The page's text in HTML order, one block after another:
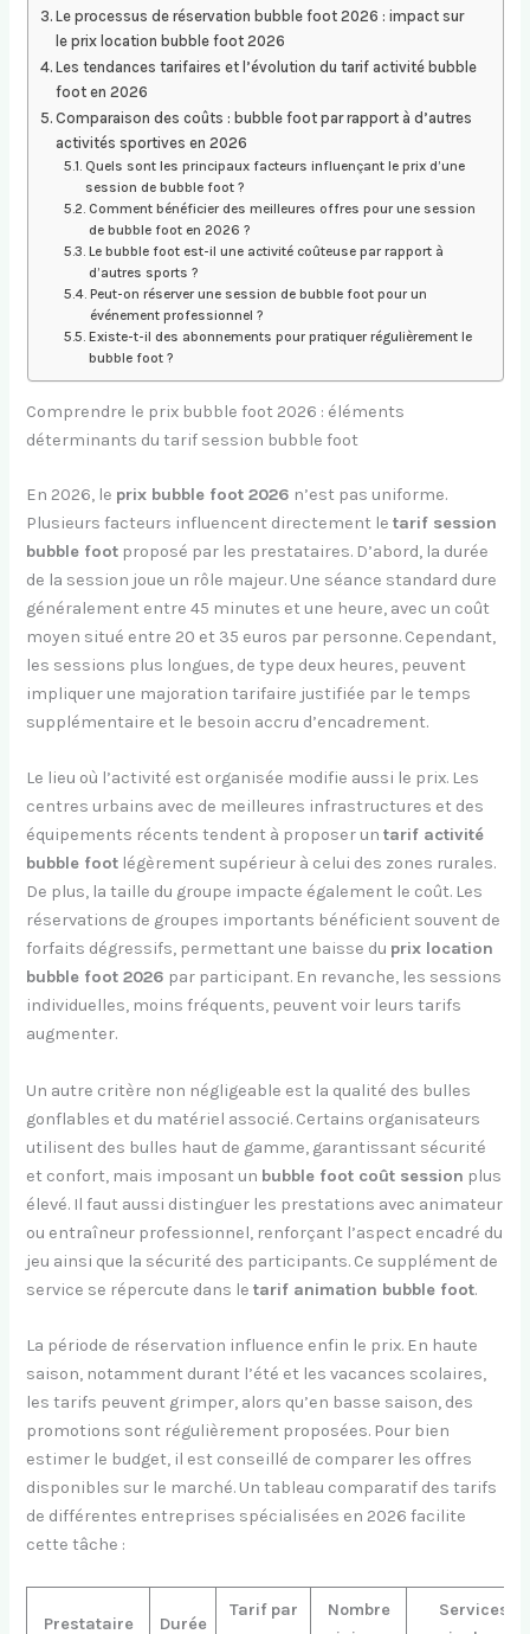
Le processus de réservation bubble foot 2026 : impact sur
le prix location bubble foot 2026
Les tendances tarifaires et l’évolution du tarif activité bubble
foot en 2026
Comparaison des coûts : bubble foot par rapport à d’autres
activités sportives en 2026
Quels sont les principaux facteurs influençant le prix d’une
session de bubble foot ?
Comment bénéficier des meilleures offres pour une session
de bubble foot en 2026 ?
Le bubble foot est-il une activité coûteuse par rapport à
d’autres sports ?
Peut-on réserver une session de bubble foot pour un
événement professionnel ?
Existe-t-il des abonnements pour pratiquer régulièrement le
bubble foot ?
Comprendre le prix bubble foot 2026 : éléments
déterminants du tarif session bubble foot
En 2026, le prix bubble foot 2026 n’est pas uniforme.
Plusieurs facteurs influencent directement letarif session
bubble foot proposé par les prestataires. D’abord, la durée
de la session joue un rôle majeur. Une séance standard dure
généralement entre 45 minutes et une heure, avec un coût
moyen situé entre 20 et 35 euros par personne. Cependant,
les sessions plus longues, de type deux heures, peuvent
impliquer une majoration tarifaire justifiée par le temps
supplémentaire et le besoin accru d’encadrement.
Le lieu où l’activité est organisée modifie aussi le prix. Les
centres urbains avec de meilleures infrastructures et des
équipements récents tendent à proposer untarif activité
bubble foot légèrement supérieur à celui des zones rurales.
De plus, la taille du groupe impacte également le coût. Les
réservations de groupes importants bénéficient souvent de
forfaits dégressifs, permettant une baisse du prix location
bubble foot 2026 par participant. En revanche, les sessions
individuelles, moins fréquents, peuvent voir leurs tarifs
augmenter.
Un autre critère non négligeable est la qualité des bulles
gonflables et du matériel associé. Certains organisateurs
utilisent des bulles haut de gamme, garantissant sécurité
et confort, mais imposant un bubble foot coût session plus
élevé. Il faut aussi distinguer les prestations avec animateur
ou entraîneur professionnel, renforçant l’aspect encadré du
jeu ainsi que la sécurité des participants. Ce supplément de
service se répercute dans letarif animation bubble foot.
La période de réservation influence enfin le prix. En haute
saison, notamment durant l’été et les vacances scolaires,
les tarifs peuvent grimper, alors qu’en basse saison, des
promotions sont régulièrement proposées. Pour bien
estimer le budget, il est conseillé de comparer les offres
disponibles sur le marché. Un tableau comparatif des tarifs
de différentes entreprises spécialisées en 2026 facilite
cette tâche :
Prestataire Durée
Tarif par
Nombre
Services